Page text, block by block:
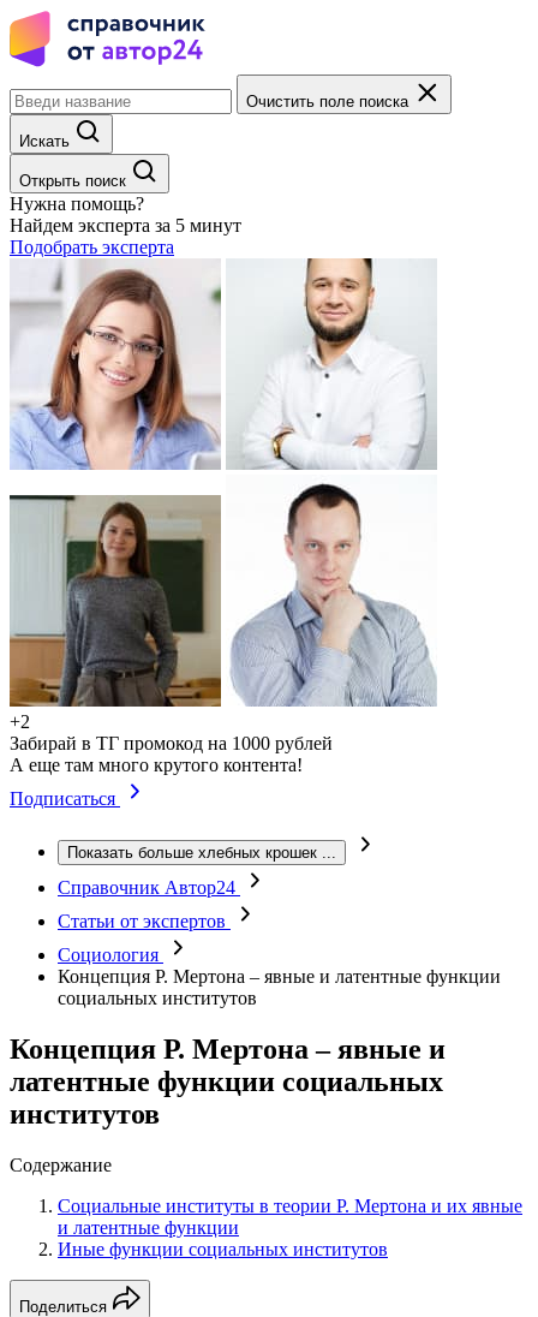
Очистить поле поиска
Искать
Открыть поиск
Нужна помощь?
Найдем эксперта за 5 минут
Подобрать эксперта
+2
Забирай в ТГ промокод на 1000 рублей
А еще там много крутого контента!
Подписаться
Показать больше хлебных крошек ...
Справочник Автор24
Статьи от экспертов
Социология
Концепция Р. Мертона – явные и латентные функции
социальных институтов
Концепция Р. Мертона – явные и
латентные функции социальных
институтов
Содержание
Социальные институты в теории Р. Мертона и их явные
и латентные функции
Иные функции социальных институтов
Поделиться